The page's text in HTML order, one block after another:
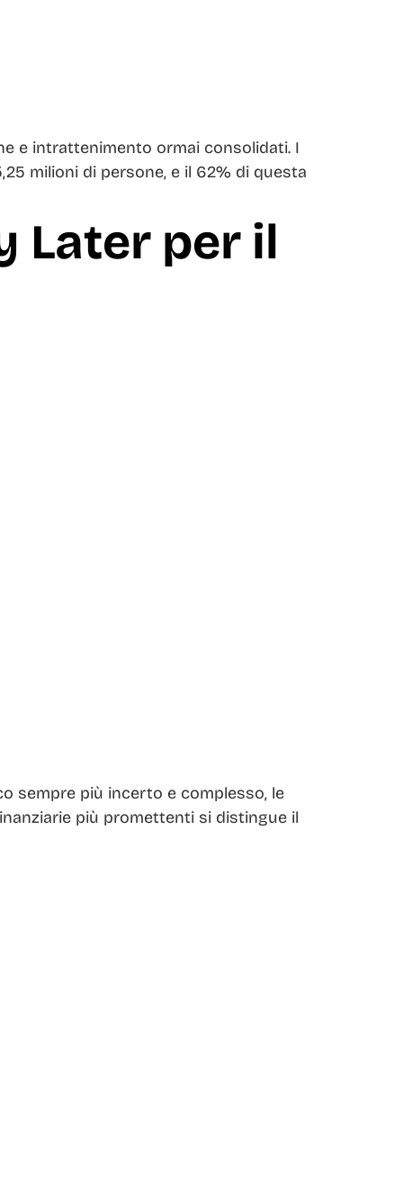
e intrattenimento ormai consolidati. I
milioni di persone, e il 62% di questa
Later per il
sempre più incerto e complesso, le
più promettenti si distingue il